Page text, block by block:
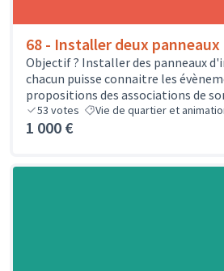
68 - Installer deux
Objectif ? Installer des panneaux
chacun puisse connaitre les
propositions des associations de
53 votes Vie de quartier et
1 000 €